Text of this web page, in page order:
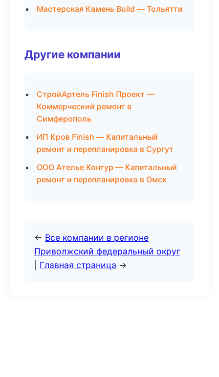
Мастерская Камень Build — Тольятти
Другие компании
СтройАртель Finish Проект —
Коммерческий ремонт в
Симферополь
ИП Кров Finish — Капитальный
ремонт и перепланировка в Сургут
ООО Ателье Контур — Капитальный
ремонт и перепланировка в Омск
← Все компании в регионе
Приволжский федеральный округ
Главная страница →